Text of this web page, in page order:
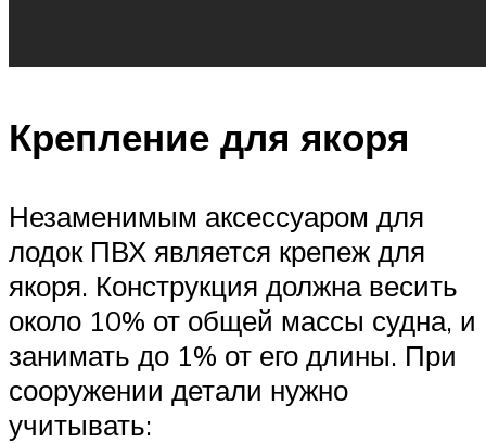
Крепление для якоря
Незаменимым аксессуаром для
лодок ПВХ является крепеж для
якоря. Конструкция должна весить
около 10% от общей массы судна, и
занимать до 1% от его длины. При
сооружении детали нужно
учитывать: